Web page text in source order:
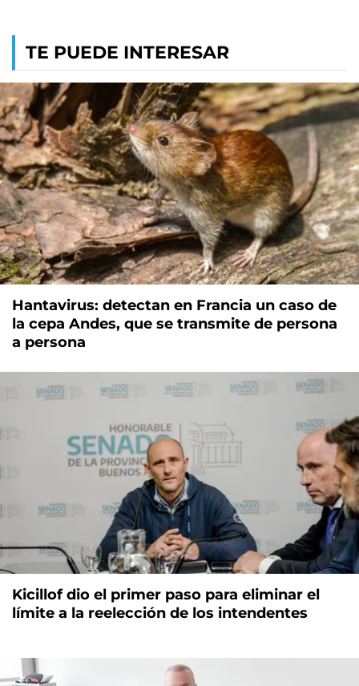
TE PUEDE INTERESAR
Hantavirus: detectan en Francia un caso de
la cepa Andes, que se transmite de persona
a persona
Kicillof dio el primer paso para eliminar el
límite a la reelección de los intendentes